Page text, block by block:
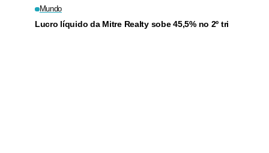
Mundo
Lucro líquido da Mitre Realty sobe 45,5% no 2º tri